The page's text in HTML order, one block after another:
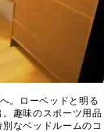
。ローベッドと明る
趣味のスポーツ用品
なベッドルームのコ